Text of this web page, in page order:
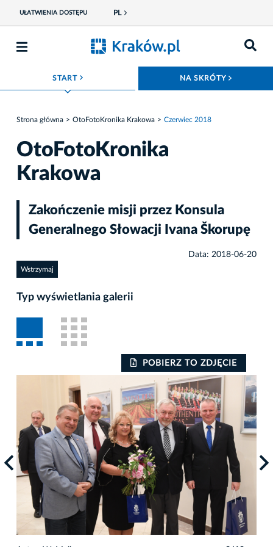
UŁATWIENIA DOSTĘPU PL
START ROZWIŃ MENU NA SKRÓTY
Strona główna OtoFotoKronika Krakowa Czerwiec 2018
OtoFotoKronika
Krakowa
Zakończenie misji przez Konsula
Generalnego Słowacji Ivana Škorupę
Data: 2018-06-20
Wstrzymaj
Typ wyświetlania galerii
POBIERZ TO ZDJĘCIE